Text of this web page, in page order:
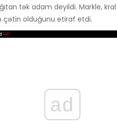
tək adam deyildi. Markle,
çətin olduğunu etiraf etdi.
ad